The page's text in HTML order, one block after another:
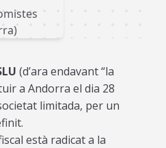
(d’ara endavant “la
a Andorra el dia 28
limitada, per un
està radicat a la